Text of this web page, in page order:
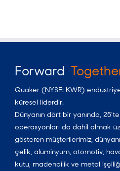
Forward
Quaker (NYSE: KWR)
küresel liderdir.
Dünyanın dört bir yanında,
operasyonları da dahil olmak
gösteren müşterilerimiz,
çelik, alüminyum, otomotiv,
kutu, madencilik ve metal